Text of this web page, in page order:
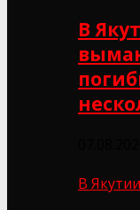
В
В Якутии